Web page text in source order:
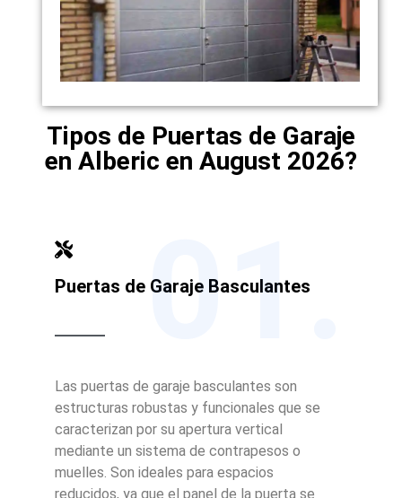
Tipos de Puertas de Garaje
en Alberic en August 2026?
Puertas de Garaje Basculantes
01.
Las puertas de garaje basculantes son
estructuras robustas y funcionales que se
caracterizan por su apertura vertical
mediante un sistema de contrapesos o
muelles. Son ideales para espacios
reducidos, ya que el panel de la puerta se